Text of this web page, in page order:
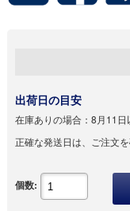
出荷日の目安
在庫ありの場合： 8月11日
正確な発送日は、ご注文
個数: